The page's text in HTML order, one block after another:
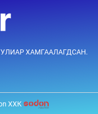
гарагт эхлүүлнэ
өвлийн оргил
үүрэг өгөв
ХАМГААЛАГДСАН.
ХХК